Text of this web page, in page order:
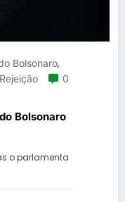
Bolsonaro,
Rejeição
0
Bolsonaro
o parlamenta